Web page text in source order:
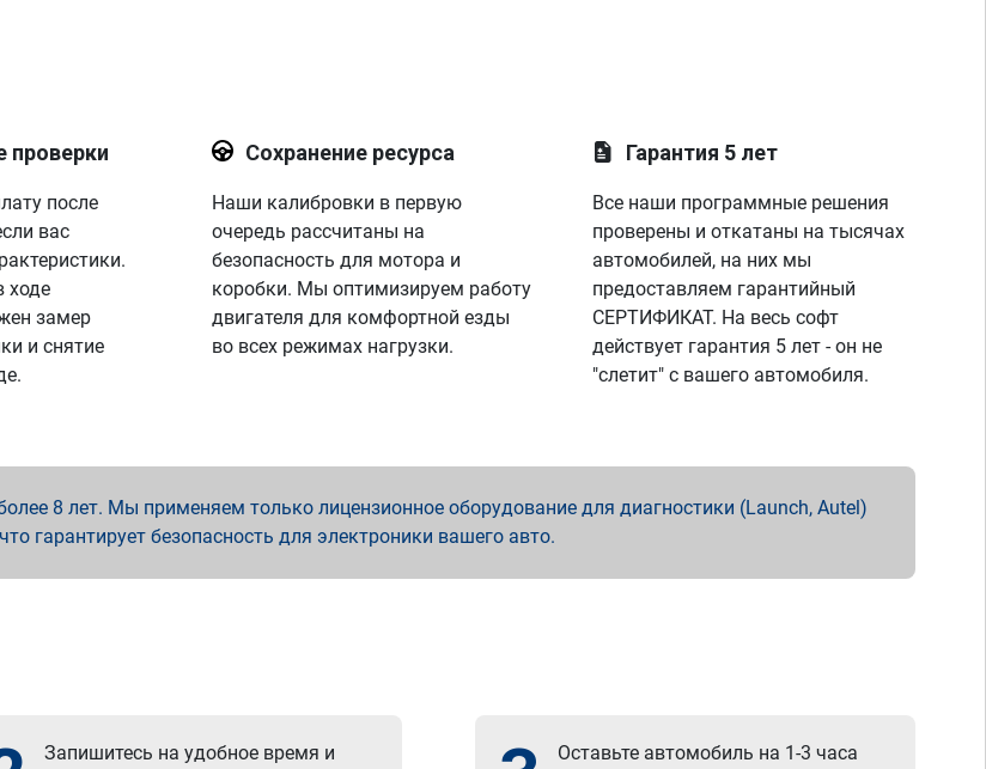
проверки
после
вас
ходе
замер
и снятие
Сохранение ресурса
Наши калибровки в первую
очередь рассчитаны на
безопасность для мотора и
коробки. Мы оптимизируем работу
двигателя для комфортной езды
во всех режимах нагрузки.
Гарантия 5 лет
Все наши программные решения
проверены и откатаны на тысячах
автомобилей, на них мы
предоставляем гарантийный
СЕРТИФИКАТ. На весь софт
действует гарантия 5 лет - он не
"слетит" с вашего автомобиля.
8 лет. Мы применяем только лицензионное оборудование для диагностики (Launch, Autel)
гарантирует безопасность для электроники вашего авто.
Запишитесь на удобное время и Оставьте автомобиль на 1-3 часа